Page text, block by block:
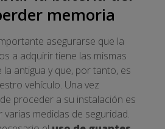
memoria
asegurarse que la
a adquirir tiene las mismas
antigua y que, por tanto, es
vehículo. Una vez
proceder a su instalación es
medidas de seguridad.